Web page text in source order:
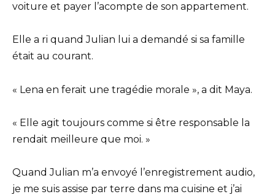
voiture et payer l’acompte de son appartement.
Elle a ri quand Julian lui a demandé si sa famille
était au courant.
« Lena en ferait une tragédie morale », a dit Maya.
« Elle agit toujours comme si être responsable la
rendait meilleure que moi. »
Quand Julian m’a envoyé l’enregistrement audio,
je me suis assise par terre dans ma cuisine et j’ai